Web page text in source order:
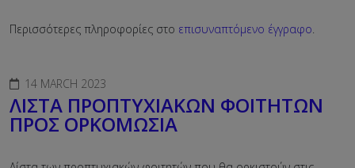
Περισσότερες πληροφορίες στο επισυναπτόμενο έγγραφο.
14 MARCH 2023
ΛΙΣΤΑ ΠΡΟΠΤΥΧΙΑΚΩΝ ΦΟΙΤΗΤΩΝ
ΠΡΟΣ ΟΡΚΟΜΩΣΙΑ